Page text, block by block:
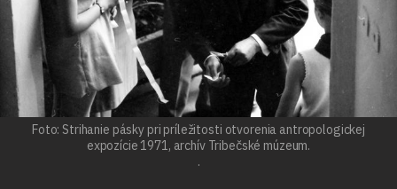
Foto: Strihanie pásky pri príležitosti otvorenia antropologickej
expozície 1971, archív Tribečské múzeum.
.